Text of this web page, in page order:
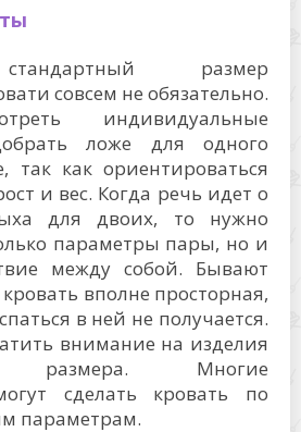
размер
совсем не обязательно.
индивидуальные
ложе для одного
так как ориентироваться
и вес. Когда речь идет о
для двоих, то нужно
параметры пары, но и
между собой. Бывают
вполне просторная,
в ней не получается.
внимание на изделия
размера. Многие
сделать кровать по
параметрам.